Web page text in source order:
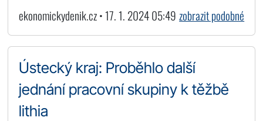
ekonomickydenik.cz • 17. 1. 2024 05:49 zobrazit podobné
Ústecký kraj: Proběhlo další
jednání pracovní skupiny k těžbě
lithia